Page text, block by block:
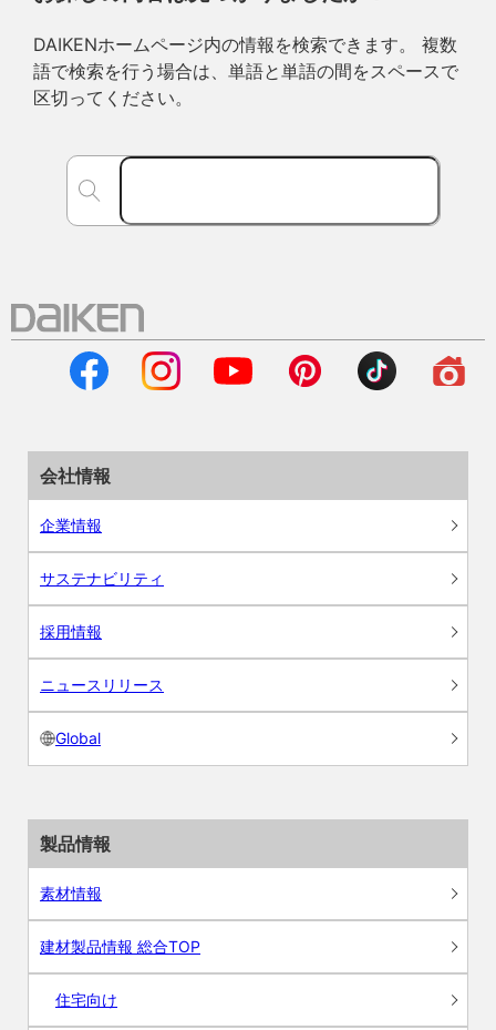
DAIKENホームページ内の情報を検索できます。 複数
語で検索を行う場合は、単語と単語の間をスペースで
区切ってください。
会社情報
企業情報
サステナビリティ
採用情報
ニュースリリース
Global
製品情報
素材情報
建材製品情報 総合TOP
住宅向け